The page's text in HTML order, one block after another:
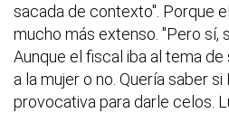
sacada de contexto". Porque
mucho más extenso. "Pero sí,
Aunque el fiscal iba al tema
a la mujer o no. Quería saber
provocativa para darle celos.